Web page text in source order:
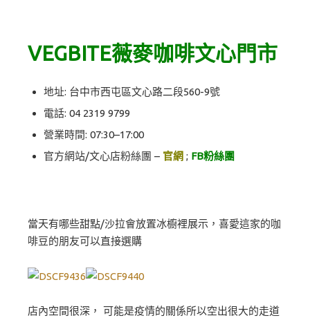
VEGBITE薇麥咖啡文心門市
地址: 台中市西屯區文心路二段560-9號
電話: 04 2319 9799
營業時間: 07:30–17:00
官方網站/文心店粉絲團 –官網 ; FB粉絲團
當天有哪些甜點/沙拉會放置冰櫥裡展示，喜愛這家的咖
啡豆的朋友可以直接選購
店內空間很深， 可能是疫情的關係所以空出很大的走道